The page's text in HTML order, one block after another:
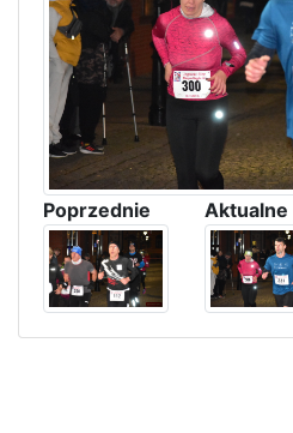
Poprzednie Aktualne